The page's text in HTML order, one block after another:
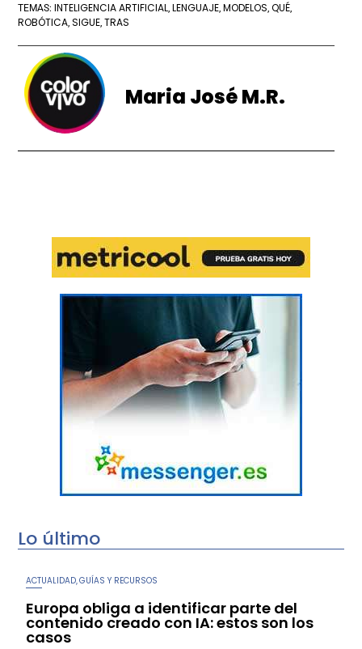
TEMAS:INTELIGENCIA ARTIFICIAL ,LENGUAJE ,MODELOS ,QUÉ
ROBÓTICA ,SIGUE ,TRAS
Maria José M.R.
Lo último
ACTUALIDAD ,GUÍAS Y RECURSOS
Europa obliga a identificar parte del
contenido creado con IA: estos son los
casos